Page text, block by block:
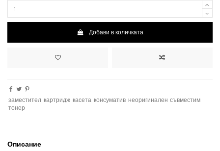
Добави в количката
заместител картридж касета консуматив неоригинален съвместим
тонер
Описание